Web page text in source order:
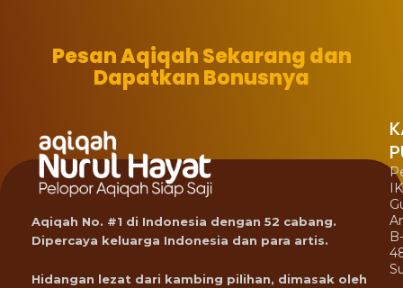
Pesan Aqiqah Sekarang dan
Dapatkan Bonusnya
Aqiqah No. #1 di Indonesia dengan 52 cabang.
Dipercaya keluarga Indonesia dan para artis.
Hidangan lezat dari kambing pilihan, dimasak oleh
B-